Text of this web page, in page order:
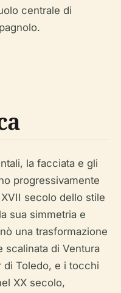
centrale di
la facciata e gli
progressivamente
secolo dello stile
sua simmetria e
una trasformazione
scalinata di Ventura
di Toledo, e i tocchi
XX secolo,